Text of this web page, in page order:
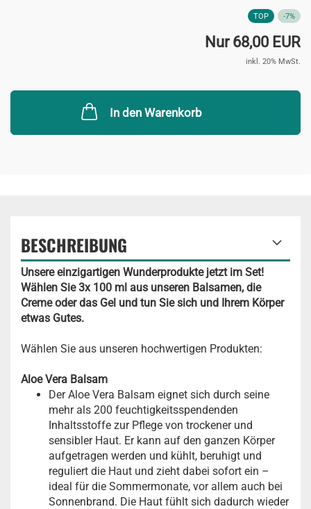
TOP -7%
Nur 68,00 EUR
inkl. 20% MwSt.
In den Warenkorb
BESCHREIBUNG
Unsere einzigartigen Wunderprodukte jetzt im Set!
Wählen Sie 3x 100 ml aus unseren Balsamen, die
Creme oder das Gel und tun Sie sich und Ihrem Körper
etwas Gutes.
Wählen Sie aus unseren hochwertigen Produkten:
Aloe Vera Balsam
Der Aloe Vera Balsam eignet sich durch seine
mehr als 200 feuchtigkeitsspendenden
Inhaltsstoffe zur Pflege von trockener und
sensibler Haut. Er kann auf den ganzen Körper
aufgetragen werden und kühlt, beruhigt und
reguliert die Haut und zieht dabei sofort ein –
ideal für die Sommermonate, vor allem auch bei
Sonnenbrand. Die Haut fühlt sich dadurch wieder